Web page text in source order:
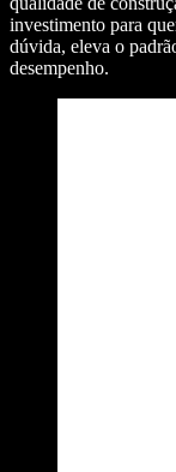
investimento para
dúvida, eleva o
desempenho.